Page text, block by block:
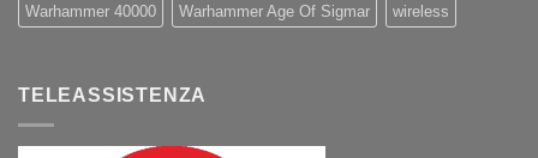
Warhammer 40000 Warhammer Age Of Sigmar wireless
TELEASSISTENZA